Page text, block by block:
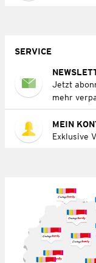
SERVICE
Jetzt
mehr
MEIN
Exklusive